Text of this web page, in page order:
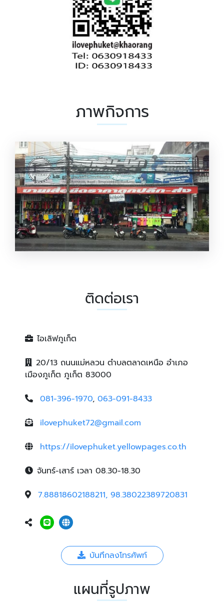
ภาพกิจการ
รับทำเสื้อยืด ไอเลิฟภูเก็ต
ติดต่อเรา
ไอเลิฟภูเก็ต
20/13 ถนนแม่หลวน ตำบลตลาดเหนือ อำเภอ
เมืองภูเก็ต ภูเก็ต 83000
081-396-1970, 063-091-8433
ilovephuket72@gmail.com
https://ilovephuket.yellowpages.co.th
จันทร์-เสาร์ เวลา 08.30-18.30
7.88818602188211, 98.38022389720831
บันทึกลงโทรศัพท์
แผนที่รูปภาพ